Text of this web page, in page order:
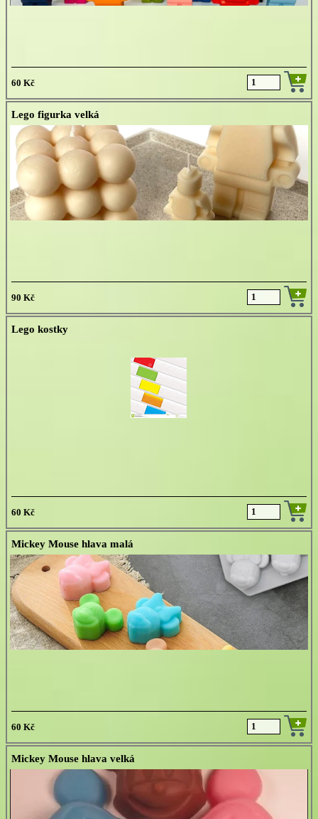
60 Kč
Lego figurka velká
90 Kč
Lego kostky
60 Kč
Mickey Mouse hlava malá
60 Kč
Mickey Mouse hlava velká